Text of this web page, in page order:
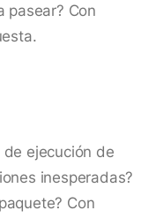
pasear? Con
ejecución de
inesperadas?
Con